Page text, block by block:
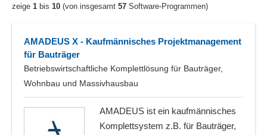
zeige 1 bis 10 (von insgesamt 57 Software-Programmen)
AMADEUS X - Kaufmännisches Projektmanagement
für Bauträger
Betriebswirtschaftliche Komplettlösung für Bauträger,
Wohnbau und Massivhausbau
AMADEUS ist ein kaufmännisches
Komplettsystem z.B. für Bauträger,